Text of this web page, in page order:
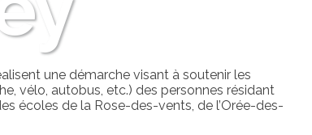
une démarche visant à soutenir les
vélo, autobus, etc.) des personnes résidant
écoles de la Rose-des-vents, de l’Orée-des-